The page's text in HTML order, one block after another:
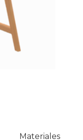
Materiales